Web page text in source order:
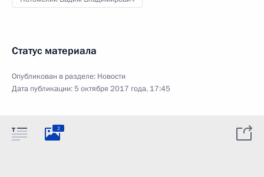
Статус материала
Опубликован в разделе: Новости
Дата публикации:5 октября 2017 года, 17:45
2